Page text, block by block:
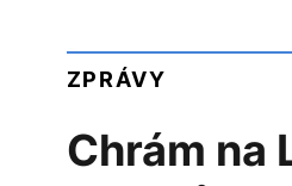
ZPRÁVY
Chrám na